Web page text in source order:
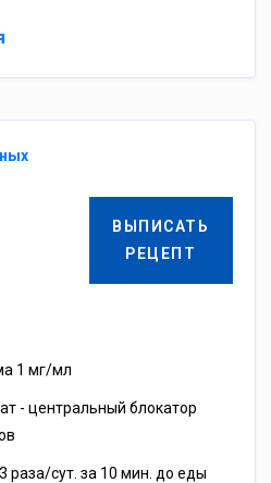
ВЫПИСАТЬ
РЕЦЕПТ
1 мг/мл
- центральный блокатор
раза/сут. за 10 мин. до еды